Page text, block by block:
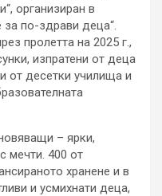
организиран в
за по-здрави деца“.
пролетта на 2025 г.,
изпратени от деца
от десетки училища и
– ярки,
мечти. 400 от
хранене и в
и усмихнати деца,